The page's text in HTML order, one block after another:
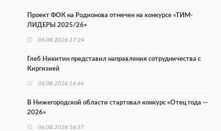
Проект ФОК на Родионова отмечен на конкурсе «ТИМ-
ЛИДЕРЫ 2025/26»
06.08.2026 17:24
Глеб Никитин представил направления сотрудничества с
Киргизией
06.08.2026 16:44
В Нижегородской области стартовал конкурс «Отец года —
2026»
06.08.2026 16:37